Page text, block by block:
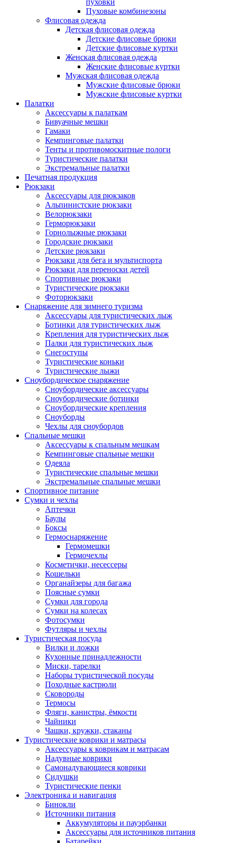
пуховки
Пуховые комбинезоны
Флисовая одежда
Детская флисовая одежда
Детские флисовые брюки
Детские флисовые куртки
Женская флисовая одежда
Женские флисовые куртки
Мужская флисовая одежда
Мужские флисовые брюки
Мужские флисовые куртки
Палатки
Аксессуары к палаткам
Бивуачные мешки
Гамаки
Кемпинговые палатки
Тенты и противомоскитные пологи
Туристические палатки
Экстремальные палатки
Печатная продукция
Рюкзаки
Аксессуары для рюкзаков
Альпинистские рюкзаки
Велорюкзаки
Герморюкзаки
Горнолыжные рюкзаки
Городские рюкзаки
Детские рюкзаки
Рюкзаки для бега и мультиспорта
Рюкзаки для переноски детей
Спортивные рюкзаки
Туристические рюкзаки
Фоторюкзаки
Снаряжение для зимнего туризма
Аксессуары для туристических лыж
Ботинки для туристических лыж
Крепления для туристических лыж
Палки для туристических лыж
Снегоступы
Туристические коньки
Туристические лыжи
Сноубордическое снаряжение
Сноубордические аксессуары
Сноубордические ботинки
Сноубордические крепления
Сноуборды
Чехлы для сноубордов
Спальные мешки
Аксессуары к спальным мешкам
Кемпинговые спальные мешки
Одеяла
Туристические спальные мешки
Экстремальные спальные мешки
Спортивное питание
Сумки и чехлы
Аптечки
Баулы
Боксы
Гермоснаряжение
Гермомешки
Гермочехлы
Косметички, несессеры
Кошельки
Органайзеры для багажа
Поясные сумки
Сумки для города
Сумки на колесах
Фотосумки
Футляры и чехлы
Туристическая посуда
Вилки и ложки
Кухонные принадлежности
Миски, тарелки
Наборы туристической посуды
Походные кастрюли
Сковороды
Термосы
Фляги, канистры, ёмкости
Чайники
Чашки, кружки, стаканы
Туристические коврики и матрасы
Аксессуары к коврикам и матрасам
Надувные коврики
Самонадувающиеся коврики
Сидушки
Туристические пенки
Электроника и навигация
Бинокли
Источники питания
Аккумуляторы и пауэрбанки
Аксессуары для источников питания
Батарейки